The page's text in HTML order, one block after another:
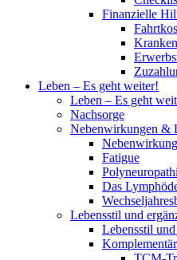
Finanzielle
Leben – Es geht weiter!
Leben – Es geht
Nachsorge
Nebenwirkungen &
Fatigue
Das
Lebensstil und
Lebensstil